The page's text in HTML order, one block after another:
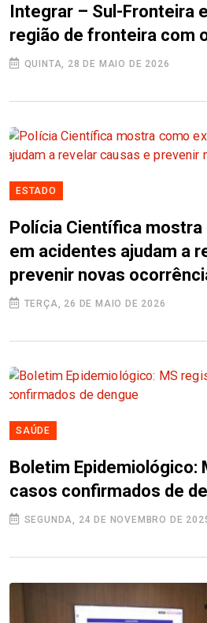
Integrar – Sul-Fronteira
região de fronteira com
QUINTA, 28 DE MAIO DE 2026
ESTADO
Polícia Científica
em acidentes ajudam a
prevenir novas
TERÇA, 26 DE MAIO DE 2026
SAÚDE
Boletim Epidemiológico:
casos confirmados de
SEGUNDA, 24 DE NOVEMBRO DE